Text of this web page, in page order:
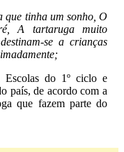
que tinha um sonho, O
A tartaruga muito
se a crianças
Escolas do 1º ciclo e
país, de acordo com a
que fazem parte do